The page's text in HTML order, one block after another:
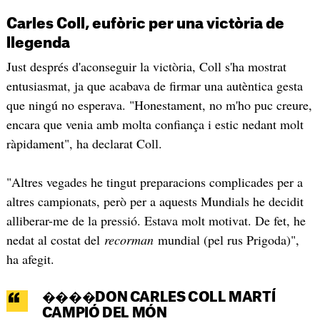
Carles Coll, eufòric per una victòria de
llegenda
Just després d'aconseguir la victòria, Coll s'ha mostrat
entusiasmat, ja que acabava de firmar una autèntica gesta
que ningú no esperava. "Honestament, no m'ho puc creure,
encara que venia amb molta confiança i estic nedant molt
ràpidament", ha declarat Coll.
"Altres vegades he tingut preparacions complicades per a
altres campionats, però per a aquests Mundials he decidit
alliberar-me de la pressió. Estava molt motivat. De fet, he
nedat al costat del recormanmundial (pel rus Prigoda)",
ha afegit.
����DON CARLES COLL MARTÍ
CAMPIÓ DEL MÓN